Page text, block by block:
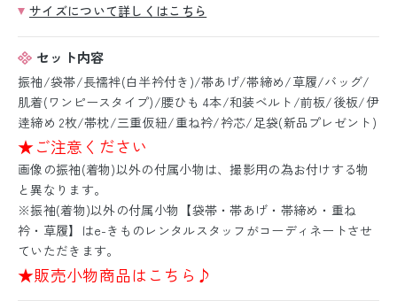
サイズについて詳しくはこちら
セット内容
振袖/袋帯/長襦袢(白半衿付き)/帯あげ/帯締め/草履/バッグ/
肌着(ワンピースタイプ)/腰ひも 4本/和装ベルト/前板/後板/伊
逹締め 2枚/帯枕/三重仮紐/重ね衿/衿芯/足袋(新品プレゼント)
★ご注意ください
画像の振袖(着物)以外の付属小物は、撮影用の為お付けする物
と異なります。
※振袖(着物)以外の付属小物【袋帯・帯あげ・帯締め・重ね
衿・草履】はe-きものレンタルスタッフがコーディネートさせ
ていただきます。
★販売小物商品はこちら♪